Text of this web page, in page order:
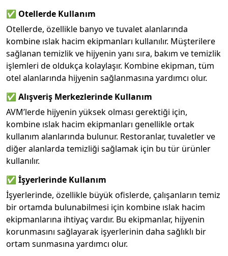
✅ Otellerde Kullanım
Otellerde, özellikle banyo ve tuvalet alanlarında
kombine ıslak hacim ekipmanları kullanılır. Müşterilere
sağlanan temizlik ve hijyenin yanı sıra, bakım ve temizlik
işlemleri de oldukça kolaylaşır. Kombine ekipman, tüm
otel alanlarında hijyenin sağlanmasına yardımcı olur.
✅ Alışveriş Merkezlerinde Kullanım
AVM’lerde hijyenin yüksek olması gerektiği için,
kombine ıslak hacim ekipmanları genellikle ortak
kullanım alanlarında bulunur. Restoranlar, tuvaletler ve
diğer alanlarda temizliği sağlamak için bu tür ürünler
kullanılır.
✅ İşyerlerinde Kullanım
İşyerlerinde, özellikle büyük ofislerde, çalışanların temiz
bir ortamda bulunabilmesi için kombine ıslak hacim
ekipmanlarına ihtiyaç vardır. Bu ekipmanlar, hijyenin
korunmasını sağlayarak işyerlerinin daha sağlıklı bir
ortam sunmasına yardımcı olur.